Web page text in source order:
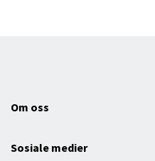
Om oss
Sosiale medier